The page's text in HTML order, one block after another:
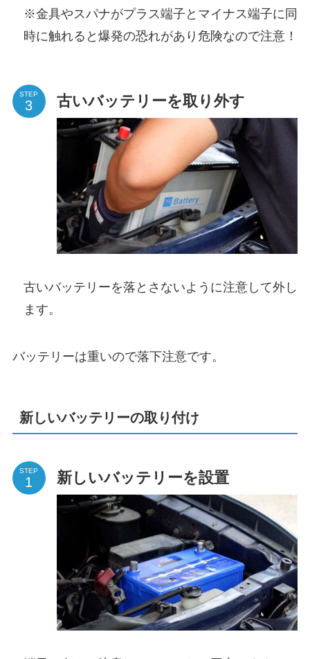
※金具やスパナがプラス端子とマイナス端子に同
時に触れると爆発の恐れがあり危険なので注意！
STEP 古いバッテリーを取り外す
古いバッテリーを落とさないように注意して外し
ます。
バッテリーは重いので落下注意です。
新しいバッテリーの取り付け
STEP 新しいバッテリーを設置